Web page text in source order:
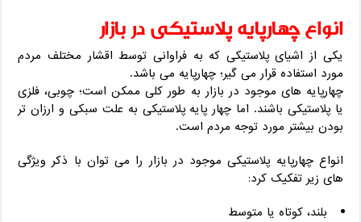
انواع چهارپایه پلاستیکی در بازار
یکی از اشیای پلاستیکی که به فراوانی توسط اقشار مختلف مردم
مورد استفاده قرار می گیر؛ چهارپایه می باشد.
چهارپایه های موجود در بازار به طور کلی ممکن است؛ چوبی، فلزی
یا پلاستیکی باشند. اما چهار پایه پلاستیکی به علت سبکی و ارزان تر
بودن بیشتر مورد توجه مردم است.
انواع چهارپایه پلاستیکی موجود در بازار را می توان با ذکر ویژگی
های زیر تفکیک کرد:
بلند، کوتاه یا متوسط